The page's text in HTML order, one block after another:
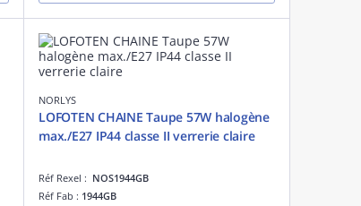
NORLYS
LOFOTEN CHAINE Taupe 57W halogène
max./E27 IP44 classe II verrerie claire
Réf Rexel : NOS1944GB
Réf Fab : 1944GB